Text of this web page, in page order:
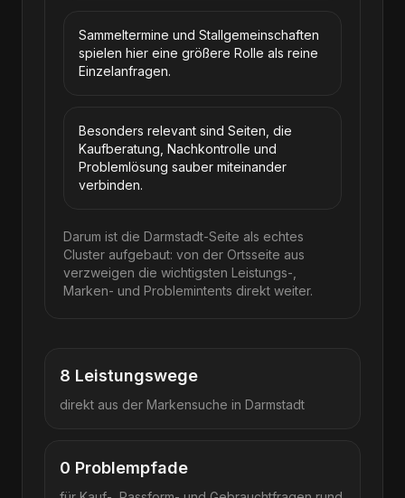
Sammeltermine und Stallgemeinschaften
spielen hier eine größere Rolle als reine
Einzelanfragen.
Besonders relevant sind Seiten, die
Kaufberatung, Nachkontrolle und
Problemlösung sauber miteinander
verbinden.
Darum ist die Darmstadt-Seite als echtes
Cluster aufgebaut: von der Ortsseite aus
verzweigen die wichtigsten Leistungs-,
Marken- und Problemintents direkt weiter.
8 Leistungswege
direkt aus der Markensuche in Darmstadt
0 Problempfade